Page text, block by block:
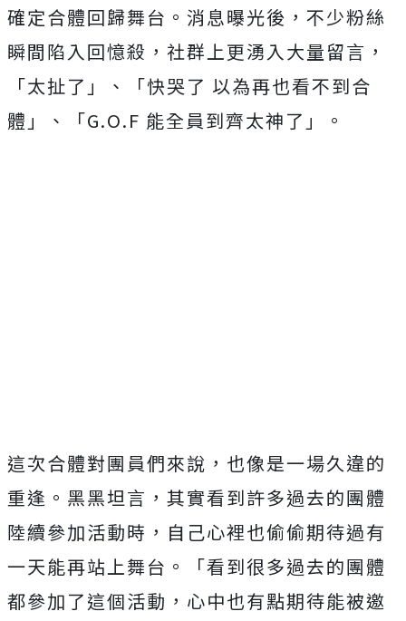
確定合體回歸舞台。消息曝光後，不少粉絲
瞬間陷入回憶殺，社群上更湧入大量留言，
「太扯了」、「快哭了 以為再也看不到合
體」、「G.O.F 能全員到齊太神了」。
這次合體對團員們來說，也像是一場久違的
重逢。黑黑坦言，其實看到許多過去的團體
陸續參加活動時，自己心裡也偷偷期待過有
一天能再站上舞台。「看到很多過去的團體
都參加了這個活動，心中也有點期待能被邀